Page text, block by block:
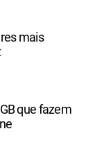
mais
que fazem